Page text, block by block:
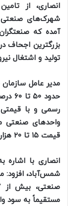
انصاری، از
شهرک‌های صنعتی
آمده که
بزرگترین اجحاف
تولید و اشتغال
مدیر عامل
رسمی و با
قیمت ۱۵ تا ۲۰ هزار تومان از بازار آزاد خریداری کنند.
انصاری با
شمس‌آباد،
مستقیماً به سود